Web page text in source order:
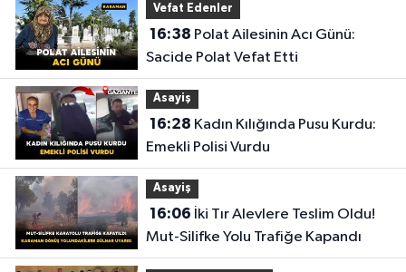
Vefat Edenler
16:38
Sacide Polat Vefat Etti
Asayiş
16:28
Emekli Polisi Vurdu
Asayiş
16:06
Mut-Silifke Yolu Trafiğe Kapandı